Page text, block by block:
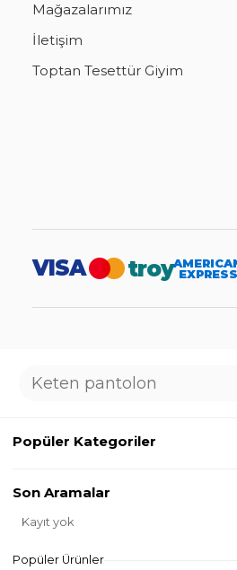
Mağazalarımız
İletişim
Toptan Tesettür Giyim
VISA troy EXPRESS
Popüler Kategoriler
Son Aramalar
Kayıt yok
Popüler Ürünler